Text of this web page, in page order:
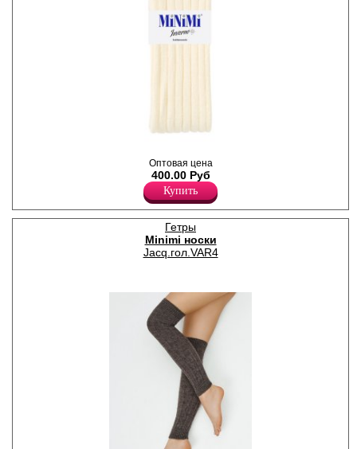
480den с рисунком "лапша",
мягкие и теплые.
Акрил 75%
Полиамид 14%
Шерсть 10%
Эластан 1%
Оптовая цена
400.00 Руб
Купить
Гетры
Minimi носки
Jacq.гол.VAR4